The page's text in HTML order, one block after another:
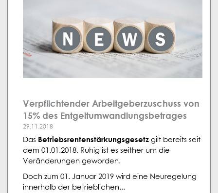
Verpflichtender Arbeitgeberzuschuss von
15% des Entgeltumwandlungsbetrages
29.11.2018
Das Betriebsrentenstärkungsgesetz gilt bereits seit
dem 01.01.2018. Ruhig ist es seither um die
Veränderungen geworden.
Doch zum 01. Januar 2019 wird eine Neuregelung
innerhalb der betrieblichen...